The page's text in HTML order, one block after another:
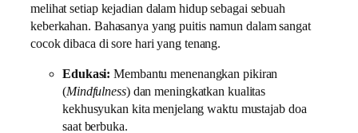
melihat setiap kejadian dalam hidup sebagai sebuah
keberkahan. Bahasanya yang puitis namun dalam sangat
cocok dibaca di sore hari yang tenang.
Edukasi: Membantu menenangkan pikiran
(Mindfulness) dan meningkatkan kualitas
kekhusyukan kita menjelang waktu mustajab doa
saat berbuka.